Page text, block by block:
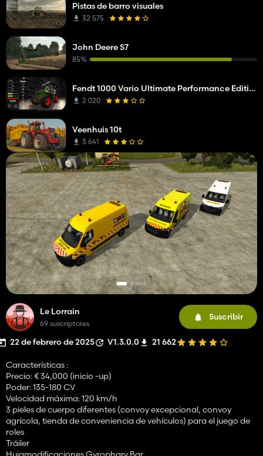
Le Lorrain
69 suscriptores
Suscribir
22 de febrero de 2025 V1.3.0.0 21 662
Características :
Precio: € 34,000 (inicio -up)
Poder: 135-180 CV
Velocidad máxima: 120 km/h
3 pieles de cuerpo diferentes (convoy excepcional, convoy
agrícola, tienda de conveniencia de vehículos) para el juego de
roles
Tráiler
Pistas de barro visuales
32 575
John Deere S7
85%
Fendt 1000 Vario Ultimate Performance Edition
2 020
Veenhuis 10t
3 641